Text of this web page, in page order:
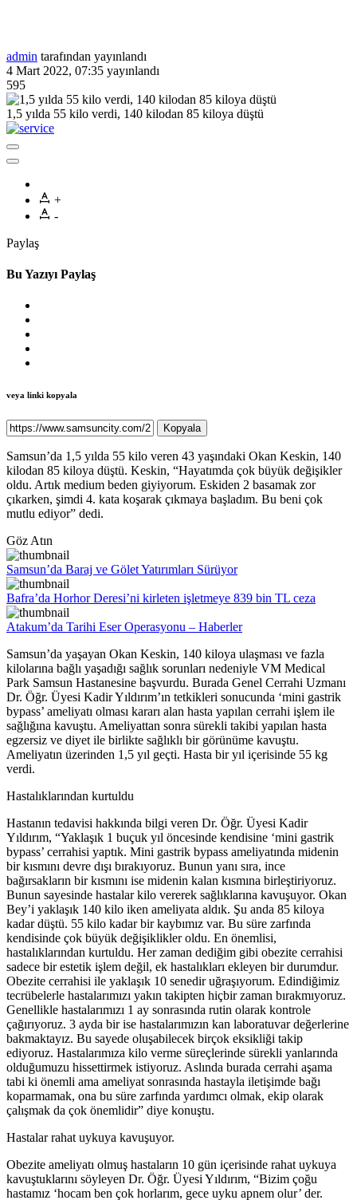
admin tarafından yayınlandı
4 Mart 2022, 07:35 yayınlandı
595
1,5 yılda 55 kilo verdi, 140 kilodan 85 kiloya düştü
+
-
Paylaş
Bu Yazıyı Paylaş
veya linki kopyala
Kopyala
Samsun’da 1,5 yılda 55 kilo veren 43 yaşındaki Okan Keskin, 140
kilodan 85 kiloya düştü. Keskin, “Hayatımda çok büyük değişikler
oldu. Artık medium beden giyiyorum. Eskiden 2 basamak zor
çıkarken, şimdi 4. kata koşarak çıkmaya başladım. Bu beni çok
mutlu ediyor” dedi.
Göz Atın
Samsun’da Baraj ve Gölet Yatırımları Sürüyor
Bafra’da Horhor Deresi’ni kirleten işletmeye 839 bin TL ceza
Atakum’da Tarihi Eser Operasyonu – Haberler
Samsun’da yaşayan Okan Keskin, 140 kiloya ulaşması ve fazla
kilolarına bağlı yaşadığı sağlık sorunları nedeniyle VM Medical
Park Samsun Hastanesine başvurdu. Burada Genel Cerrahi Uzmanı
Dr. Öğr. Üyesi Kadir Yıldırım’ın tetkikleri sonucunda ‘mini gastrik
bypass’ ameliyatı olması kararı alan hasta yapılan cerrahi işlem ile
sağlığına kavuştu. Ameliyattan sonra sürekli takibi yapılan hasta
egzersiz ve diyet ile birlikte sağlıklı bir görünüme kavuştu.
Ameliyatın üzerinden 1,5 yıl geçti. Hasta bir yıl içerisinde 55 kg
verdi.
Hastalıklarından kurtuldu
Hastanın tedavisi hakkında bilgi veren Dr. Öğr. Üyesi Kadir
Yıldırım, “Yaklaşık 1 buçuk yıl öncesinde kendisine ‘mini gastrik
bypass’ cerrahisi yaptık. Mini gastrik bypass ameliyatında midenin
bir kısmını devre dışı bırakıyoruz. Bunun yanı sıra, ince
bağırsakların bir kısmını ise midenin kalan kısmına birleştiriyoruz.
Bunun sayesinde hastalar kilo vererek sağlıklarına kavuşuyor. Okan
Bey’i yaklaşık 140 kilo iken ameliyata aldık. Şu anda 85 kiloya
kadar düştü. 55 kilo kadar bir kaybımız var. Bu süre zarfında
kendisinde çok büyük değişiklikler oldu. En önemlisi,
hastalıklarından kurtuldu. Her zaman dediğim gibi obezite cerrahisi
sadece bir estetik işlem değil, ek hastalıkları ekleyen bir durumdur.
Obezite cerrahisi ile yaklaşık 10 senedir uğraşıyorum. Edindiğimiz
tecrübelerle hastalarımızı yakın takipten hiçbir zaman bırakmıyoruz.
Genellikle hastalarımızı 1 ay sonrasında rutin olarak kontrole
çağırıyoruz. 3 ayda bir ise hastalarımızın kan laboratuvar değerlerine
bakmaktayız. Bu sayede oluşabilecek birçok eksikliği takip
ediyoruz. Hastalarımıza kilo verme süreçlerinde sürekli yanlarında
olduğumuzu hissettirmek istiyoruz. Aslında burada cerrahi aşama
tabi ki önemli ama ameliyat sonrasında hastayla iletişimde bağı
koparmamak, ona bu süre zarfında yardımcı olmak, ekip olarak
çalışmak da çok önemlidir” diye konuştu.
Hastalar rahat uykuya kavuşuyor.
Obezite ameliyatı olmuş hastaların 10 gün içerisinde rahat uykuya
kavuştuklarını söyleyen Dr. Öğr. Üyesi Yıldırım, “Bizim çoğu
hastamız ‘hocam ben çok horlarım, gece uyku apnem olur’ der.